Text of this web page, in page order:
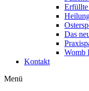
Erfüllte
Das
Womb
Kontakt
Menü